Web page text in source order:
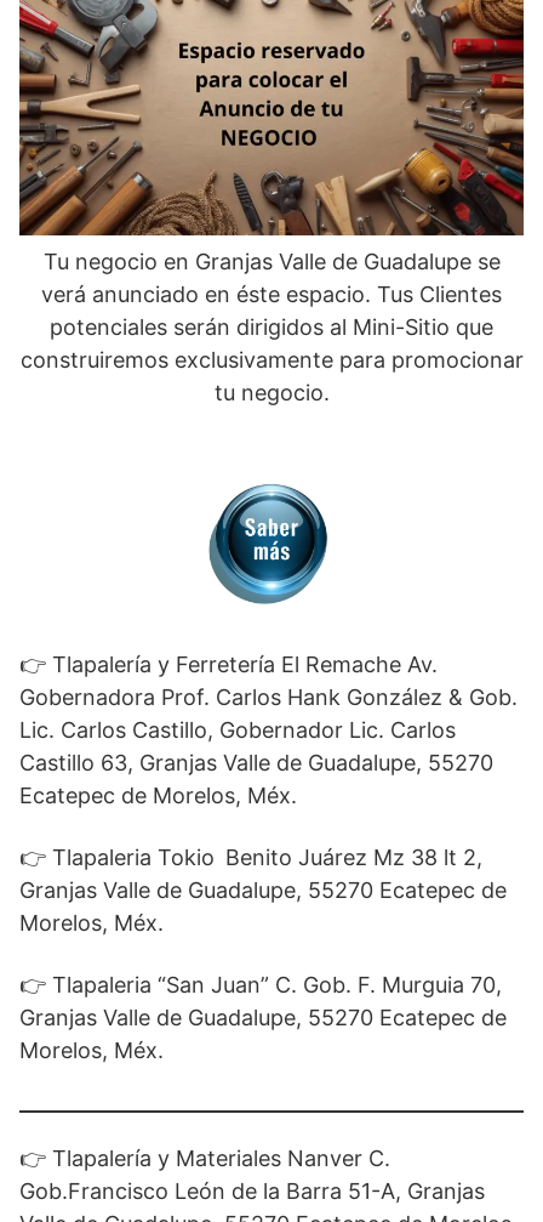
Tu negocio en Granjas Valle de Guadalupe se
verá anunciado en éste espacio. Tus Clientes
potenciales serán dirigidos al Mini-Sitio que
construiremos exclusivamente para promocionar
tu negocio.
👉 Tlapalería y Ferretería El Remache Av.
Gobernadora Prof. Carlos Hank González & Gob.
Lic. Carlos Castillo, Gobernador Lic. Carlos
Castillo 63, Granjas Valle de Guadalupe, 55270
Ecatepec de Morelos, Méx.
👉 Tlapaleria Tokio Benito Juárez Mz 38 lt 2,
Granjas Valle de Guadalupe, 55270 Ecatepec de
Morelos, Méx.
👉 Tlapaleria “San Juan” C. Gob. F. Murguia 70,
Granjas Valle de Guadalupe, 55270 Ecatepec de
Morelos, Méx.
👉 Tlapalería y Materiales Nanver C.
Gob.Francisco León de la Barra 51-A, Granjas